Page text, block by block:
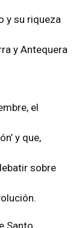
y su riqueza
y Antequera
el
y que,
sobre
Santo